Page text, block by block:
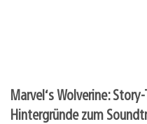
Marvel‘s Wolverine:
Hintergründe zum